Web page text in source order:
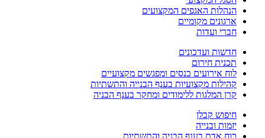
הנהלות האגפים המקצועים
ארגונים מקומיים
חברי ועדות
חדשות ועדכונים
תכנית חירום
לוח אירועים כנסים ומפגשים מקצועיים
קהילות מקצועיות בענף הבנייה והתשתיות
קרן המלגות ללימודים ומחקר בענף הבניה
חיפוש קבלן
יזמות ובנייה
כוח אדם בענף הבניה והתשתיות